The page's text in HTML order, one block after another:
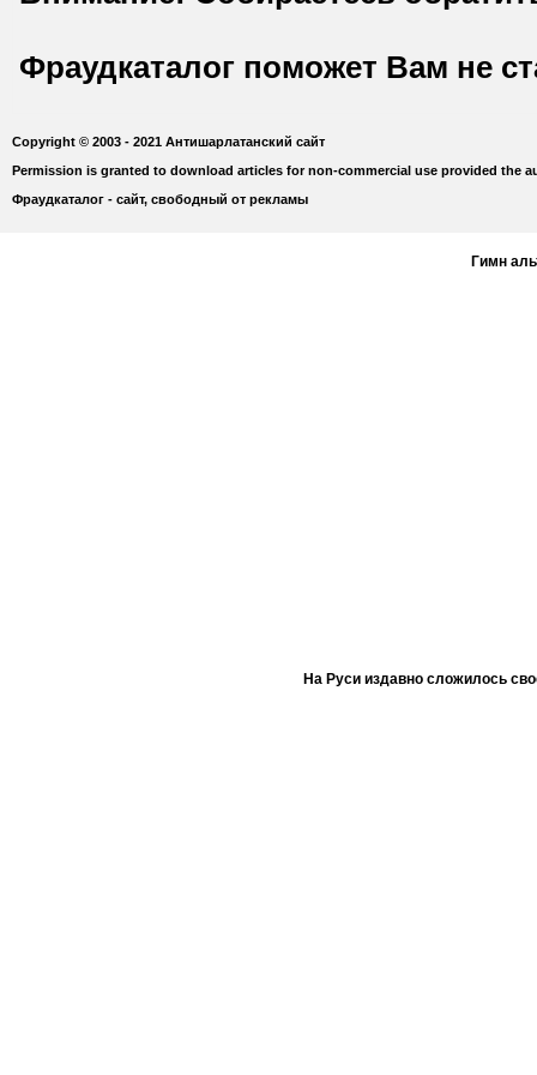
Фраудкаталог поможет Вам не
Copyright © 2003 - 2021 Антишарлатанский сайт
Permission is granted to download articles for non-commercial use provided the
Фраудкаталог - сайт, свободный от рекламы
Гимн
На Руси издавно сложилось